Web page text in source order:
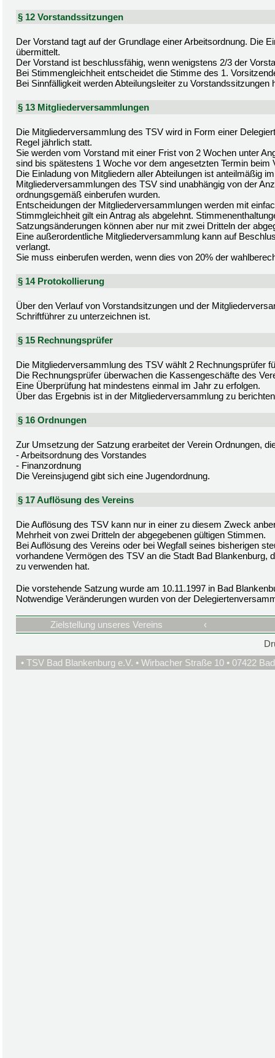
§ 12 Vorstandssitzungen
Der Vorstand tagt auf der Grundlage einer Arbeitsordnung. Die
übermittelt.
Der Vorstand ist beschlussfähig, wenn wenigstens 2/3 der
Bei Stimmengleichheit entscheidet die Stimme des 1.
Bei Sinnfälligkeit werden Abteilungsleiter zu Vorstandssitzungen
§ 13 Mitgliederversammlungen
Die Mitgliederversammlung des TSV wird in Form einer
Regel jährlich statt.
Sie werden vom Vorstand mit einer Frist von 2 Wochen unter
sind bis spätestens 1 Woche vor dem angesetzten Termin
Die Einladung von Mitgliedern aller Abteilungen ist anteilmäßig
Mitgliederversammlungen des TSV sind unabhängig von der
ordnungsgemäß einberufen wurden.
Entscheidungen der Mitgliederversammlungen werden mit
Stimmgleichheit gilt ein Antrag als abgelehnt.
Satzungsänderungen können aber nur mit zwei Dritteln der
Eine außerordentliche Mitgliederversammlung kann auf
verlangt.
Sie muss einberufen werden, wenn dies von 20% der
§ 14 Protokollierung
Über den Verlauf von Vorstandsitzungen und der
Schriftführer zu unterzeichnen ist.
§ 15 Rechnungsprüfer
Die Mitgliederversammlung des TSV wählt 2 Rechnungsprüfer
Die Rechnungsprüfer überwachen die Kassengeschäfte des
Eine Überprüfung hat mindestens einmal im Jahr zu erfolgen.
Über das Ergebnis ist in der Mitgliederversammlung zu
§ 16 Ordnungen
Zur Umsetzung der Satzung erarbeitet der Verein Ordnungen,
- Arbeitsordnung des Vorstandes
- Finanzordnung
Die Vereinsjugend gibt sich eine Jugendordnung.
§ 17 Auflösung des Vereins
Die Auflösung des TSV kann nur in einer zu diesem Zweck
Mehrheit von zwei Dritteln der abgegebenen gültigen Stimmen.
Bei Auflösung des Vereins oder bei Wegfall seines bisherigen
vorhandene Vermögen des TSV an die Stadt Bad
zu verwenden hat.
Die vorstehende Satzung wurde am 10.11.1997 in Bad
Notwendige Veränderungen wurden von der
Zielstellung unseres Vereins
‹
• TSV Bad Blankenburg e.V. • Wirbacher Straße 10 • 07422